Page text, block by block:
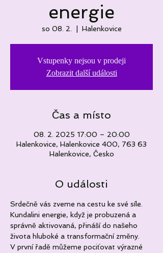
energie
so 08. 2. Halenkovice
Vstupenky nejsou v prodeji
Zobrazit další události
Čas a místo
08. 2. 2025 17:00 – 20:00
Halenkovice, Halenkovice 400, 763 63
Halenkovice, Česko
O události
Srdečně vás zveme na cestu ke své síle.
Kundalini energie, když je probuzená a
správně aktivovaná, přináší do našeho
života hluboké a transformační změny.
V první řadě můžeme pociťovat výrazné